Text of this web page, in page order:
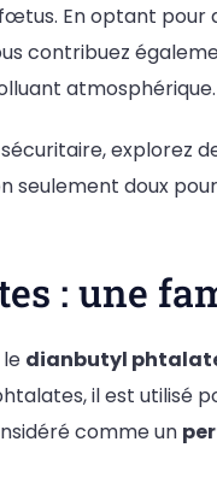
En optant pour
contribuez
atmosphérique.
explorez
seulement doux
: une
dianbutyl
il est utilisé
comme un